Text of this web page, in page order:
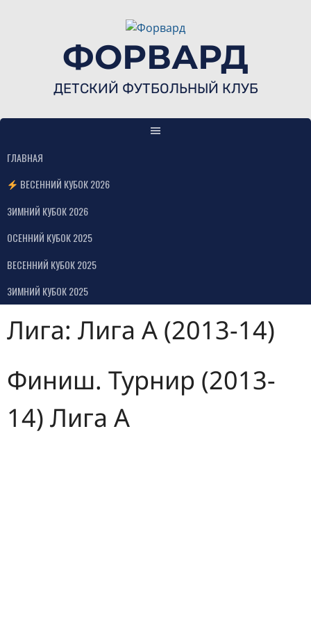
ФОРВАРД
ДЕТСКИЙ ФУТБОЛЬНЫЙ КЛУБ
ГЛАВНАЯ
ВЕСЕННИЙ КУБОК 2026
ЗИМНИЙ КУБОК 2026
ОСЕННИЙ КУБОК 2025
ВЕСЕННИЙ КУБОК 2025
ЗИМНИЙ КУБОК 2025
Лига: Лига А (2013-14)
Финиш. Турнир (2013-
14) Лига А